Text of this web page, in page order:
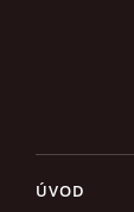
ÚVOD